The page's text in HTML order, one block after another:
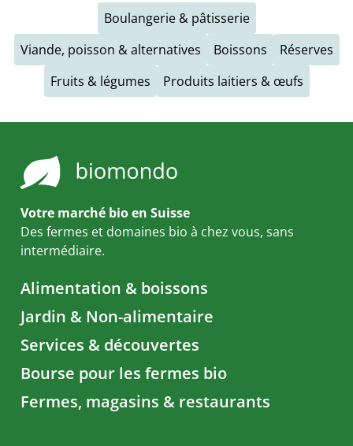
Boulangerie & pâtisserie
Viande, poisson & alternatives
Boissons
Réserves
Fruits & légumes
Produits laitiers & œufs
Votre marché bio en Suisse
Des fermes et domaines bio à chez vous, sans
intermédiaire.
Alimentation & boissons
Jardin & Non-alimentaire
Services & découvertes
Bourse pour les fermes bio
Fermes, magasins & restaurants